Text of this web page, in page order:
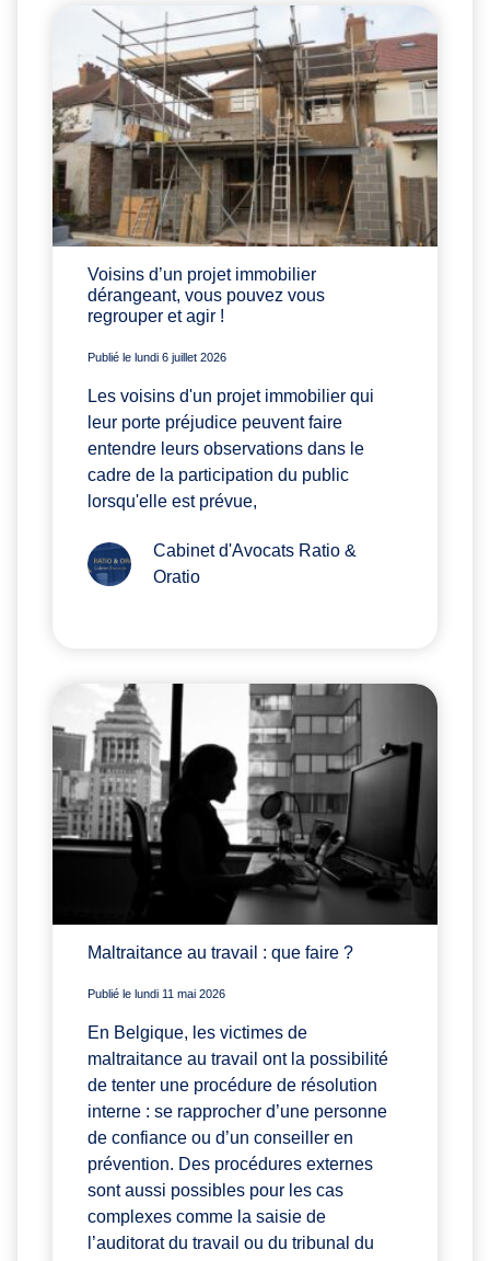
Voisins d’un projet immobilier
dérangeant, vous pouvez vous
regrouper et agir !
Publié le lundi 6 juillet 2026
Les voisins d'un projet immobilier qui
leur porte préjudice peuvent faire
entendre leurs observations dans le
cadre de la participation du public
lorsqu'elle est prévue,
Cabinet d'Avocats Ratio &
Oratio
Maltraitance au travail : que faire ?
Publié le lundi 11 mai 2026
En Belgique, les victimes de
maltraitance au travail ont la possibilité
de tenter une procédure de résolution
interne : se rapprocher d’une personne
de confiance ou d’un conseiller en
prévention. Des procédures externes
sont aussi possibles pour les cas
complexes comme la saisie de
l’auditorat du travail ou du tribunal du